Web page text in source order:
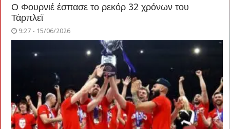
Ο Φουρνιέ έσπασε το ρεκόρ 32 χρόνων του
Τάρπλεϊ
9:27 - 15/06/2026